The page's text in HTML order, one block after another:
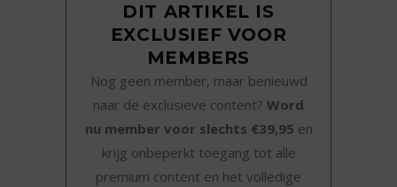
DIT ARTIKEL IS
EXCLUSIEF VOOR
MEMBERS
Nog geen member, maar benieuwd
naar de exclusieve content? Word
nu member voor slechts €39,95 en
krijg onbeperkt toegang tot alle
premium content en het volledige